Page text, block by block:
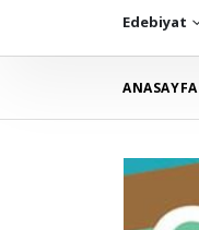
Edebiyat
ANASAYFA